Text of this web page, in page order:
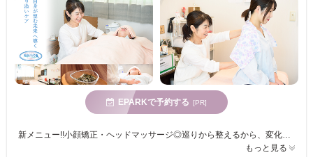
EPARKで予約する [PR]
もっと見る